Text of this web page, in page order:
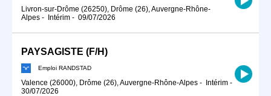
Livron-sur-Drôme (26250), Drôme (26), Auvergne-Rhône-
Alpes - Intérim - 09/07/2026
PAYSAGISTE (F/H)
Emploi RANDSTAD
Valence (26000), Drôme (26), Auvergne-Rhône-Alpes - Intérim -
30/07/2026